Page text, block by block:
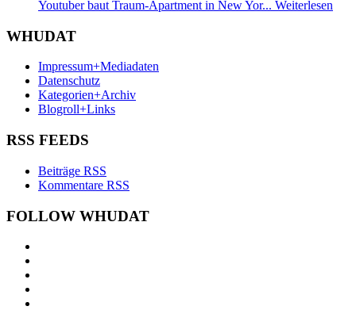
Youtuber baut Traum-Apartment in New Yor... Weiterlesen
WHUDAT
Impressum+Mediadaten
Datenschutz
Kategorien+Archiv
Blogroll+Links
RSS FEEDS
Beiträge RSS
Kommentare RSS
FOLLOW WHUDAT